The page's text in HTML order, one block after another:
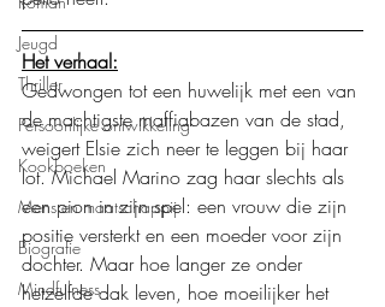
Jeugd
Thriller
Persoonlijke ontwikkeling
Kookboeken
Mens en maatschappij
Biografie
Mindfulness
Het verhaal:
Gedwongen tot een huwelijk met een van
de machtigste maffiabazen van de stad,
weigert Elsie zich neer te leggen bij haar
lot. Michael Marino zag haar slechts als
een pion in zijn spel: een vrouw die zijn
positie versterkt en een moeder voor zijn
dochter. Maar hoe langer ze onder
hetzelfde dak leven, hoe moeilijker het